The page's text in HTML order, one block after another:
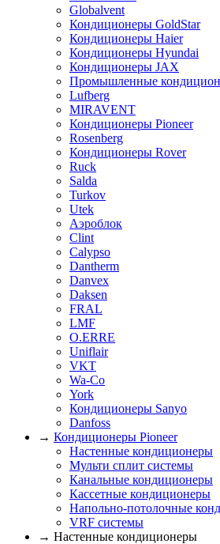
Globalvent
Кондиционеры GoldStar
Кондиционеры Haier
Кондиционеры Hyundai
Кондиционеры JAX
Промышленные
Lufberg
MIRAVENT
Кондиционеры Pioneer
Rosenberg
Кондиционеры Rover
Ruck
Salda
Turkov
Utek
Аэроблок
Clint
Calypso
Dantherm
Danvex
Daksen
FRAL
LMF
O.ERRE
Uniflair
VKT
Wa-Co
York
Кондиционеры Sanyo
Danfoss
→ Кондиционеры Pioneer
Настенные кондиционеры
Мульти сплит системы
Канальные кондиционеры
Кассетные кондиционеры
Напольно-потолочные
VRF системы
→ Настенные кондиционеры